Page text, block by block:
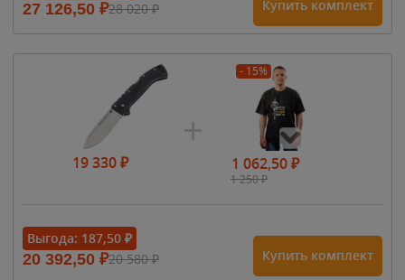
27 126,50 ₽28 020₽ Купить комплект
19 330₽
- 15%
1 062,50₽
1 250₽
Выгода: 187,50 ₽
20 392,50 ₽20 580₽ Купить комплект